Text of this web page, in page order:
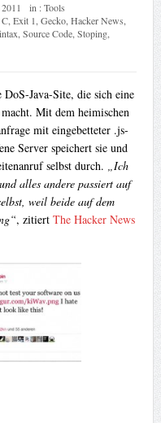
in :Tools
, Exit 1 Gecko, Hacker News
Source Code, Stoping,
Java-Site, die sich eine
Mit dem heimischen
mit eingebetteter .js-
Server speichert sie und
selbst durch. „Ich
alles andere passiert auf
weil beide auf dem
, zitiert The Hacker News